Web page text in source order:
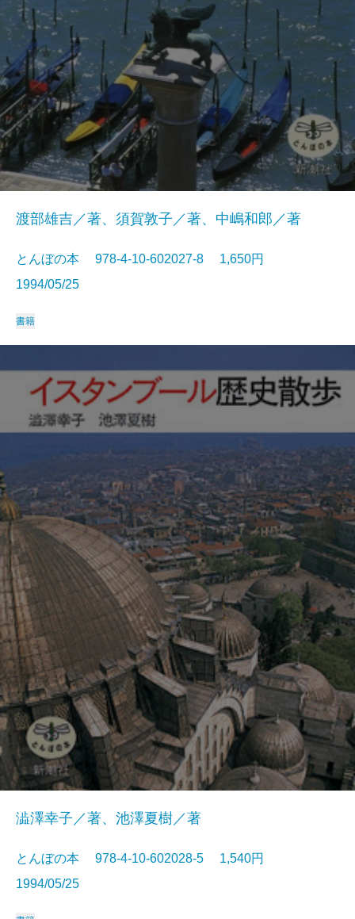
渡部雄吉／著、須賀敦子／著、中嶋和郎／著
とんぼの本 978-4-10-602027-8 1,650円
1994/05/25
書籍
澁澤幸子／著、池澤夏樹／著
とんぼの本 978-4-10-602028-5 1,540円
1994/05/25